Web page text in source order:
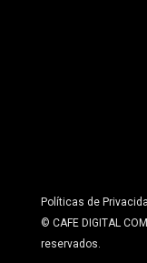
Políticas de
© CAFE DIGITAL
reservados.